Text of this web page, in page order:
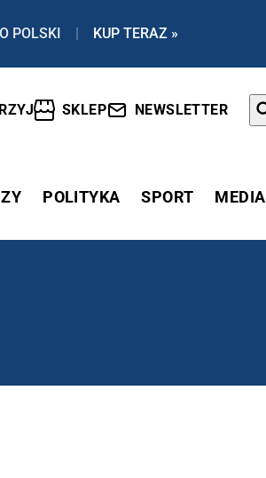
POLSKI | KUP TERAZ »
SKLEP NEWSLETTER
POLITYKA SPORT MEDIA